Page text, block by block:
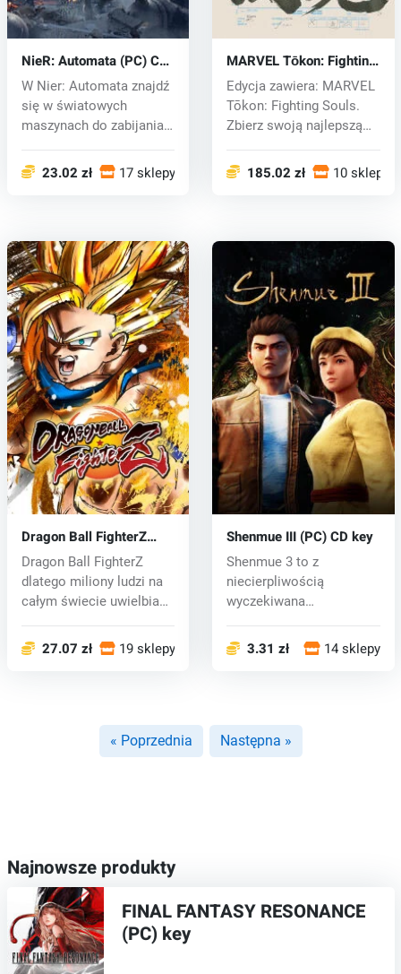
NieR: Automata (PC) CD
key
W Nier: Automata znajdź
się w światowych
maszynach do zabijania,
23.02 zł 17 sklepy
MARVEL Tōkon: Fighting
Souls (PC) key
Edycja zawiera: MARVEL
Tōkon: Fighting Souls.
Zbierz swoją najlepszą
185.02 zł 10 sklepy
Dragon Ball FighterZ
(PC) CD key
Dragon Ball FighterZ
dlatego miliony ludzi na
całym świecie uwielbiam
27.07 zł 19 sklepy
Shenmue III (PC) CD key
Shenmue 3 to z
niecierpliwością
wyczekiwana
1999...3.31 zł 14 sklepy
« Poprzednia Następna »
Najnowsze produkty
FINAL FANTASY RESONANCE
(PC) key